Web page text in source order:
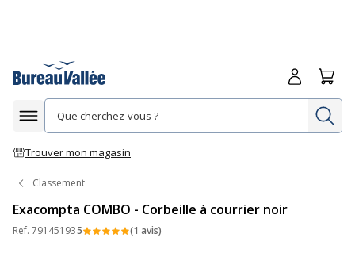
Afficher la navigation
Trouver mon magasin
Me
Classement
Exacompta COMBO - Corbeille à courrier noir
Ref. 791451935 (1 avis)